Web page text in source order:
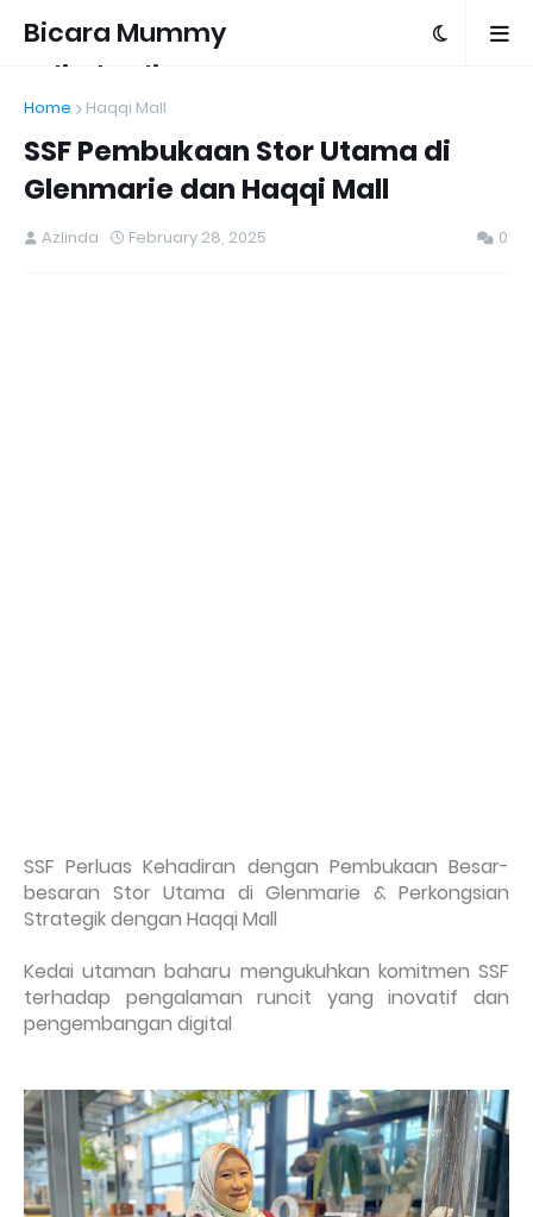
Bicara Mummy
Azlinda Alin
Home Haqqi Mall
SSF Pembukaan Stor Utama di
Glenmarie dan Haqqi Mall
Azlinda February 28, 2025 0
SSF Perluas Kehadiran dengan Pembukaan Besar-
besaran Stor Utama di Glenmarie & Perkongsian
Strategik dengan Haqqi Mall
Kedai utaman baharu mengukuhkan komitmen SSF
terhadap pengalaman runcit yang inovatif dan
pengembangan digital